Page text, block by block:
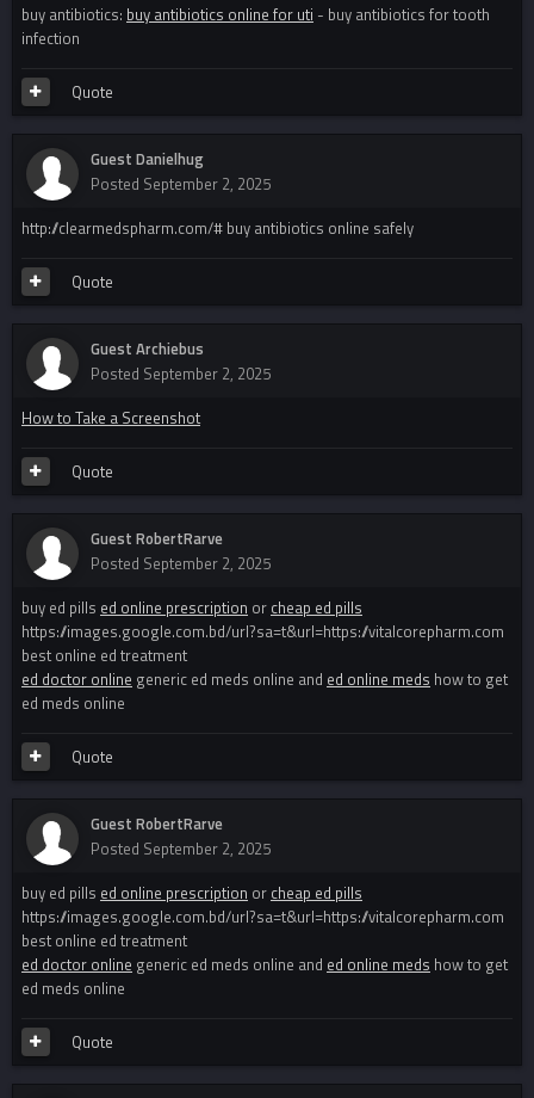
buy antibiotics: buy antibiotics online for uti - buy antibiotics for tooth
infection
Quote
Guest Danielhug
Posted September 2, 2025
http://clearmedspharm.com/# buy antibiotics online safely
Quote
Guest Archiebus
Posted September 2, 2025
How to Take a Screenshot
Quote
Guest RobertRarve
Posted September 2, 2025
buy ed pills ed online prescription or cheap ed pills
https://images.google.com.bd/url?sa=t&url=https://vitalcorepharm.com
best online ed treatment
ed doctor online generic ed meds online and ed online meds how to get
ed meds online
Quote
Guest RobertRarve
Posted September 2, 2025
buy ed pills ed online prescription or cheap ed pills
https://images.google.com.bd/url?sa=t&url=https://vitalcorepharm.com
best online ed treatment
ed doctor online generic ed meds online and ed online meds how to get
ed meds online
Quote